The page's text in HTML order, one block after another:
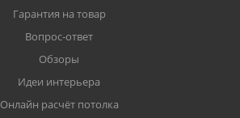
Гарантия на товар
Вопрос-ответ
Обзоры
Идеи интерьера
Онлайн расчёт потолка